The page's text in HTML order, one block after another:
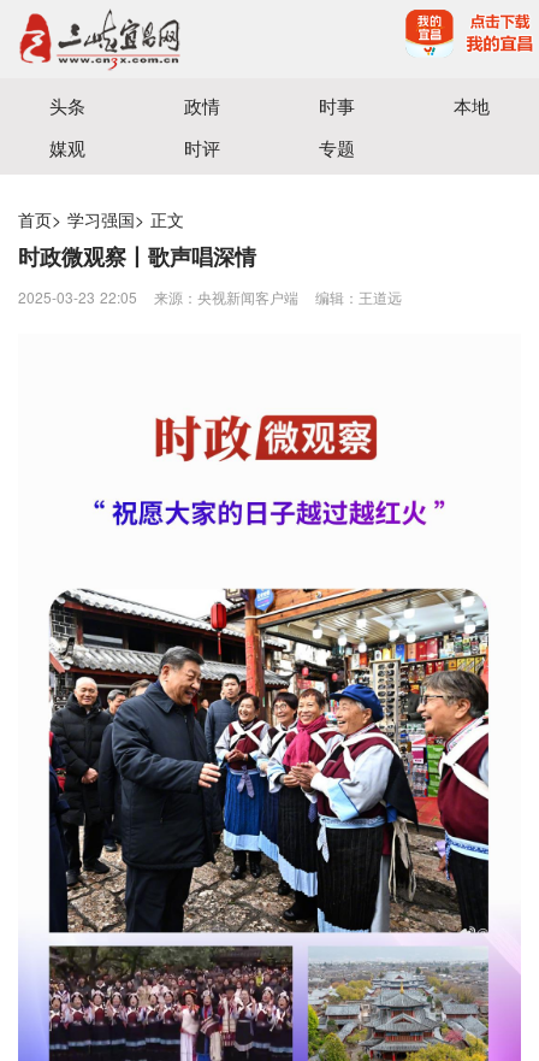
宜昌三峡融媒体中心主办
头条 政情 时事
本地
媒观
时评 专题
首页> 学习强国> 正文
时政微观察丨歌声唱深情
2025-03-23 22:05 来源：央视新闻客户端 编辑：王道远